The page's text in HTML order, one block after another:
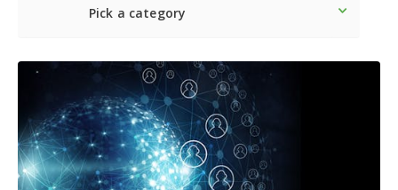
Pick a category
Ultime notizie Sociale